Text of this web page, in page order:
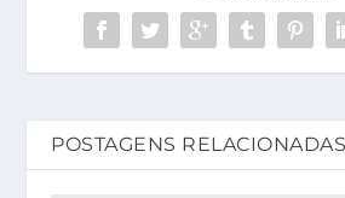
POSTAGENS RELACIONADAS